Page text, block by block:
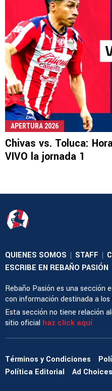
APERTURA 2026
Chivas vs. Toluca:
VIVO la jornada 1
QUIENES SOMOS | STAFF |
ESCRIBE EN REBAÑO PASIÓN
Rebaño Pasión es una sección
con información destinada a los
Esta sección no tiene relación
sitio oficial haz click aquí
Términos y Condiciones
Política Editorial
Ad Choices